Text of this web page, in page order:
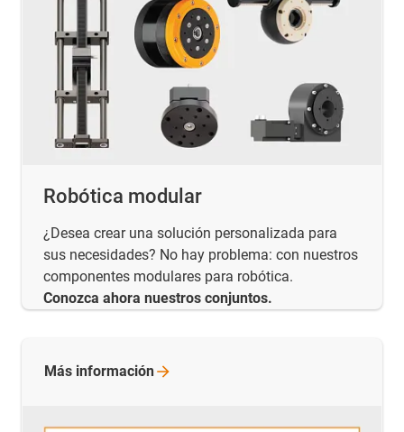
Robótica modular
¿Desea crear una solución personalizada para
sus necesidades? No hay problema: con nuestros
componentes modulares para robótica.
Conozca ahora nuestros conjuntos.
Más información